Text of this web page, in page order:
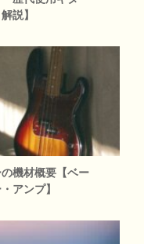
説】
機材概要【ベー
アンプ】